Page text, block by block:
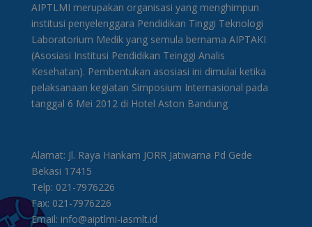
AIPTLMI merupakan organisasi yang menghimpun
institusi penyelenggara Pendidikan Tinggi Teknologi
Laboratorium Medik yang semula bernama AIPTAKI
(Asosiasi Institusi Pendidikan Teinggi Analis
Kesehatan). Pembentukan asosiasi ini dimulai ketika
pelaksanaan kegiatan Simposium Internasional pada
tanggal 6 Mei 2012 di Hotel Aston Bandung
Alamat: Jl. Raya Hankam JORR Jatiwarna Pd Gede
Bekasi 17415
Telp: 021-7976226
Fax: 021-7976226
Email: info@aiptlmi-iasmlt.id